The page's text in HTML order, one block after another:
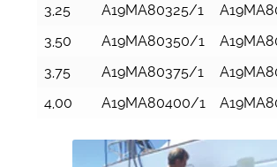
3,25
A19MA80325/1
3,50
A19MA80350/1
3,75
A19MA80375/1
4,00
A19MA80400/1